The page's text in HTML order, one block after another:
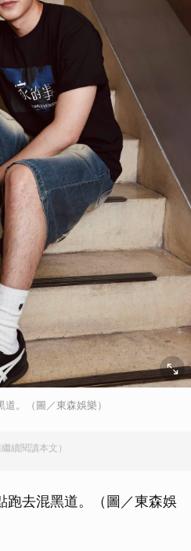
。（圖／東森娛樂）
續閱讀本文）
跑去混黑道。（圖／東森娛